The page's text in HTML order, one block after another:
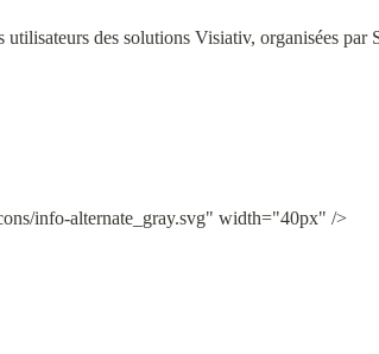
des solutions Visiativ, organisées par
info-alternate_gray.svg" width="40px" />